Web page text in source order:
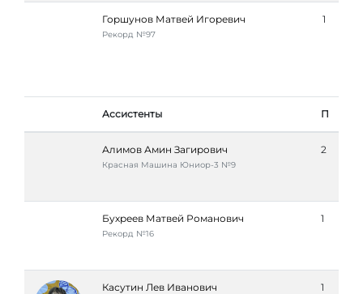
Горшунов Матвей Игоревич
Рекорд №97
1
Ассистенты П
Алимов Амин Загирович
Красная Машина Юниор-3 №9
2
Бухреев Матвей Романович
Рекорд №16
1
Касутин Лев Иванович 1